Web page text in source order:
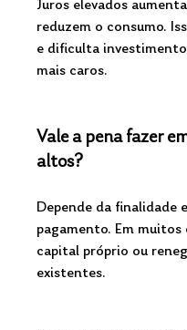
Juros elevados
reduzem o consumo.
e dificulta
mais caros.
Vale a pena fazer
altos?
Depende da finalidade
pagamento. Em
capital próprio ou
existentes.